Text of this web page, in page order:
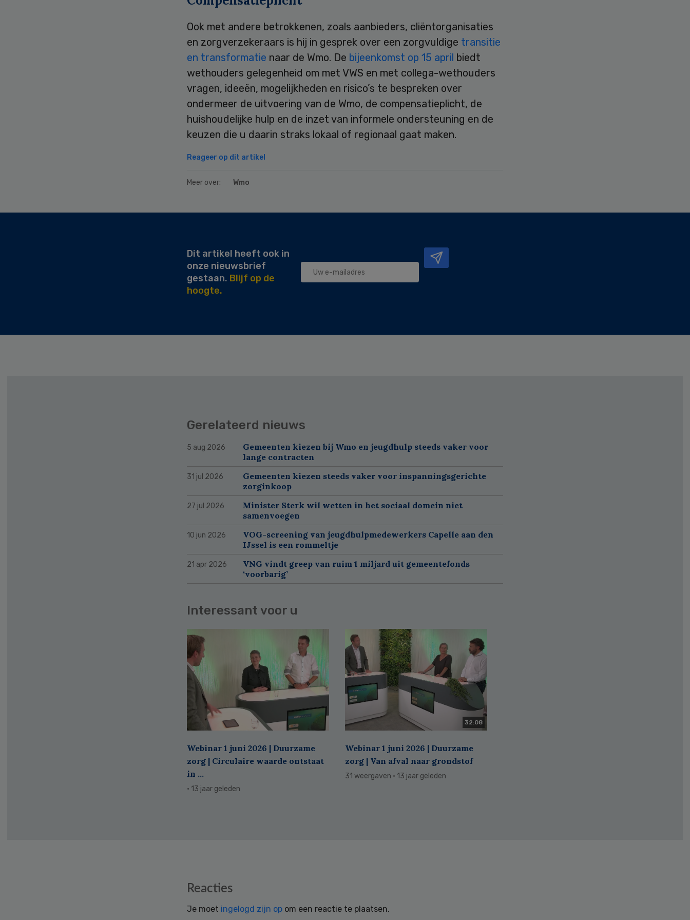
Ook met andere betrokkenen, zoals aanbieders, cliëntorganisaties
en zorgverzekeraars is hij in gesprek over een zorgvuldige transitie
en transformatie naar de Wmo. De bijeenkomst op 15 april biedt
wethouders gelegenheid om met VWS en met collega-wethouders
vragen, ideeën, mogelijkheden en risico’s te bespreken over
ondermeer de uitvoering van de Wmo, de compensatieplicht, de
huishoudelijke hulp en de inzet van informele ondersteuning en de
keuzen die u daarin straks lokaal of regionaal gaat maken.
Reageer op dit artikel
Meer over: Wmo
Dit artikel heeft ook in
onze nieuwsbrief
gestaan. Blijf op de
hoogte.
Gerelateerd nieuws
5 aug 2026
Gemeenten kiezen bij Wmo en jeugdhulp steeds vaker voor
lange contracten
31 jul 2026
Gemeenten kiezen steeds vaker voor inspanningsgerichte
zorginkoop
27 jul 2026
Minister Sterk wil wetten in het sociaal domein niet
samenvoegen
10 jun 2026
VOG-screening van jeugdhulpmedewerkers Capelle aan den
IJssel is een rommeltje
21 apr 2026
VNG vindt greep van ruim 1 miljard uit gemeentefonds
‘voorbarig’
Interessant voor u
Webinar 1 juni 2026 | Duurzame
zorg | Circulaire waarde ontstaat
in ...
· 13 jaar geleden
32:08
Webinar 1 juni 2026 | Duurzame
zorg | Van afval naar grondstof
31 weergaven · 13 jaar geleden
Reacties
Je moet ingelogd zijn op om een reactie te plaatsen.